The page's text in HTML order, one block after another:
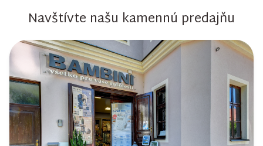
Navštívte našu kamennú predajňu